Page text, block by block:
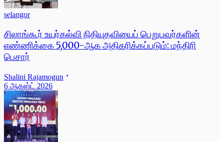
selangor
சிலாங்கூர் உயர்கல்வி நிதியுதவியைப் பெறுபவர்களின்
எண்ணிக்கை 5,000-ஆக அதிகரிக்கப்படும்: மந்திரி
பெசார்
Shalini Rajamogun
6 ஆகஸ்ட் 2026